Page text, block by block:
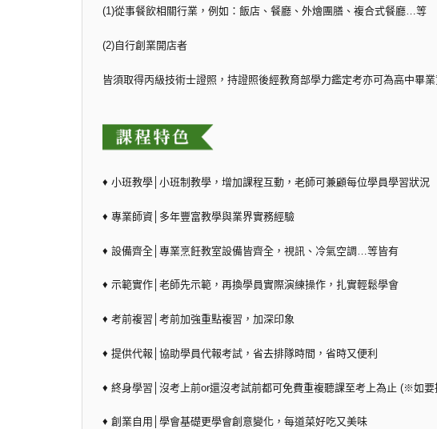
(1)從事餐飲相關行業，例如：飯店、餐廳、外燴團膳、複合式餐廳…等
(2)自行創業開店者
皆須取得丙級技術士證照，持證照後經教育部學力鑑定考亦可為高中畢
♦ 小班教學│小班制教學，增加課程互動，老師可兼顧每位學員學習狀況
♦ 專業師資│多年豐富教學與業界實務經驗
♦ 設備齊全│專業烹飪教室設備皆齊全，視訊、冷氣空調…等皆有
♦ 示範實作│老師先示範，再換學員實際演練操作，扎實輕鬆學會
♦ 考前複習│考前加強重點複習，加深印象
♦ 提供代報│協助學員代報考試，省去排隊時間，省時又便利
♦ 終身學習│沒考上前or還沒考試前都可免費重複聽課至考上為止 (※如要
♦ 創業自用│學會基礎更學會創意變化，每道菜好吃又美味